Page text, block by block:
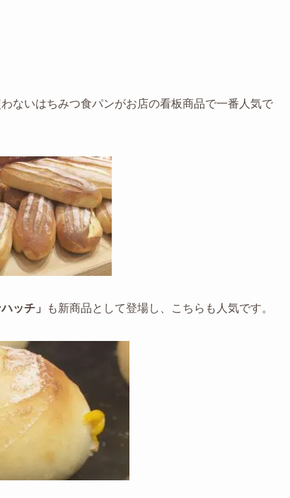
ないはちみつ食パンがお店の看板商品で一番人気で
ッチ」 も新商品として登場し、こちらも人気です。